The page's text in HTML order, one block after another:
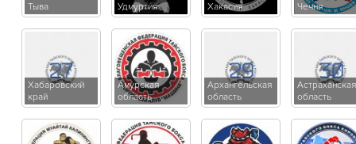
Тыва Удмуртия Хакасия Чечня
Хабаровский
край
Амурская
область
Архангельская
область
Астраханская
область